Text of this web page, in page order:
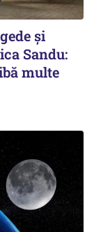
și
Sandu:
multe